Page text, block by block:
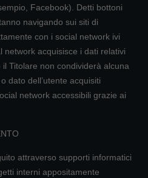
Facebook). Detti bottoni
navigando sui siti di
con i social network ivi
network acquisisce i dati relativi
Titolare non condividerà alcuna
dato dell’utente acquisiti
network accessibili grazie ai
attraverso supporti informatici
interni appositamente